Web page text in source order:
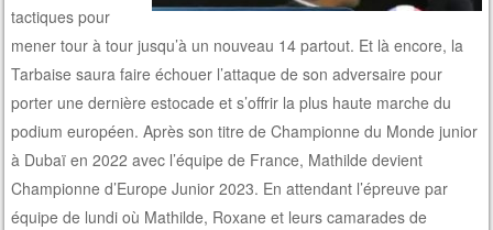
tactiques pour
mener tour à tour jusqu’à un nouveau 14 partout. Et là encore, la
Tarbaise saura faire échouer l’attaque de son adversaire pour
porter une dernière estocade et s’offrir la plus haute marche du
podium européen. Après son titre de Championne du Monde junior
à Dubaï en 2022 avec l’équipe de France, Mathilde devient
Championne d’Europe Junior 2023. En attendant l’épreuve par
équipe de lundi où Mathilde, Roxane et leurs camarades de